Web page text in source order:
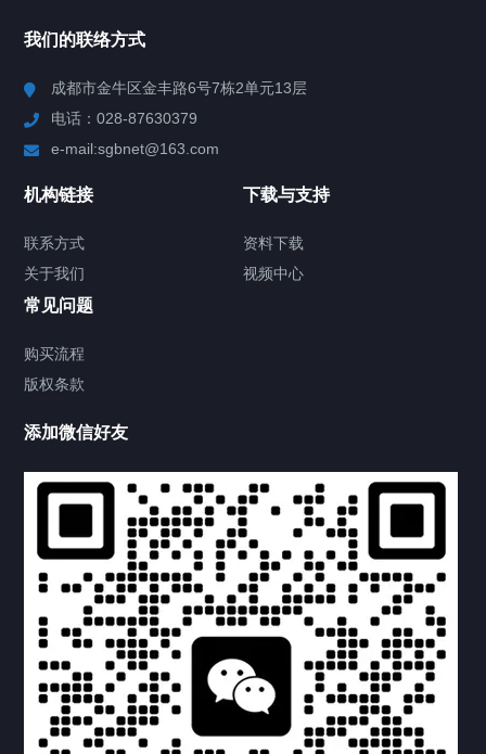
视频中心
产品中心
病房设备
供氧设备
压缩空气
气体管道
我们的联络方式
成都市金牛区金丰路6号7栋2单元13层
电话：028-87630379
e-mail:sgbnet@163.com
机构链接
联系方式
关于我们
下载与支持
资料下载
视频中心
常见问题
购买流程
版权条款
添加微信好友